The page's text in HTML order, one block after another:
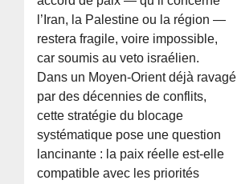
l’Iran, la Palestine ou la région —
restera fragile, voire impossible,
car soumis au veto israélien.
Dans un Moyen-Orient déjà ravagé
par des décennies de conflits,
cette stratégie du blocage
systématique pose une question
lancinante : la paix réelle est-elle
compatible avec les priorités